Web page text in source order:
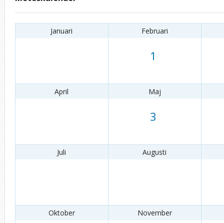
Januari Februari
1
April Maj
3
Juli Augusti
Oktober November